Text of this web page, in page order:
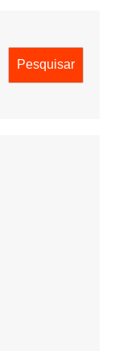
Pesquisar